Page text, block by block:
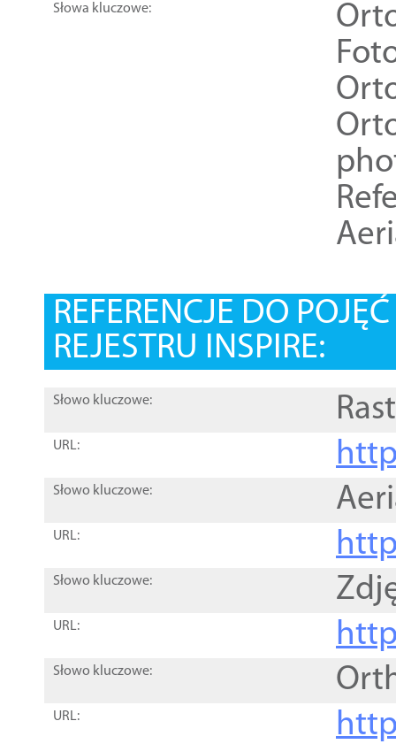
Słowa kluczowe:
REFERENCJE DO
REJESTRU INSPIRE:
Słowo kluczowe:
URL:
Słowo kluczowe:
URL:
Słowo kluczowe:
URL:
Słowo kluczowe:
URL: